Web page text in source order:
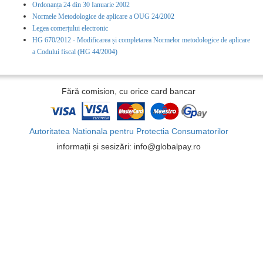
Ordonanța 24 din 30 Ianuarie 2002
Normele Metodologice de aplicare a OUG 24/2002
Legea comerțului electronic
HG 670/2012 - Modificarea și completarea Normelor metodologice de aplicare
a Codului fiscal (HG 44/2004)
Fără comision, cu orice card bancar
Autoritatea Nationala pentru Protectia Consumatorilor
informații și sesizări: info@globalpay.ro